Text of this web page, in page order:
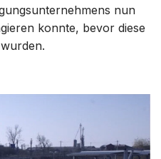
nun
konnte, bevor diese